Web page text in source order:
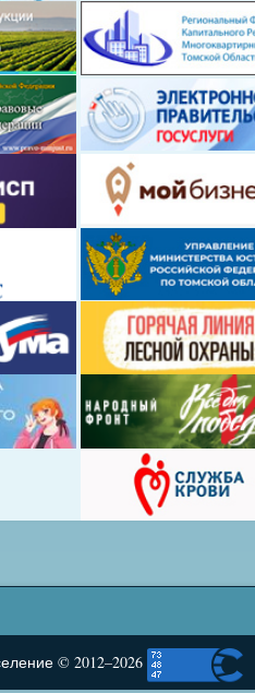
© 2012–2026